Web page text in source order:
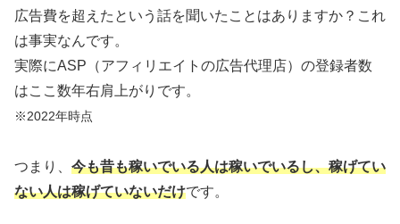
広告費を超えたという話を聞いたことはありますか？これ
は事実なんです。
実際にASP（アフィリエイトの広告代理店）の登録者数
はここ数年右肩上がりです。
※2022年時点
つまり、 今も昔も稼いでいる人は稼いでいるし、稼げてい
ない人は稼げていないだけです。